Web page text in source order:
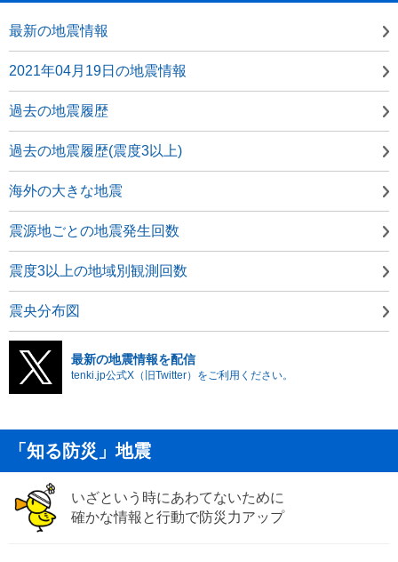
最新の地震情報
2021年04月19日の地震情報
過去の地震履歴
過去の地震履歴(震度3以上)
海外の大きな地震
震源地ごとの地震発生回数
震度3以上の地域別観測回数
震央分布図
最新の地震情報を配信
tenki.jp公式X（旧Twitter）をご利用ください。
「知る防災」地震
いざという時にあわてないために
確かな情報と行動で防災力アップ